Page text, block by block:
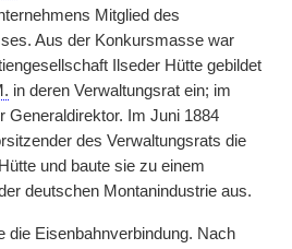
Mitglied des
Aus der Konkursmasse war
Ilseder Hütte gebildet
in deren Verwaltungsrat ein; im
Generaldirektor. Im Juni 1884
des Verwaltungsrats die
und baute sie zu einem
deutschen Montanindustrie aus.
die Eisenbahnverbindung. Nach